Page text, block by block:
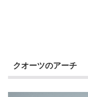
クオーツのアーチ